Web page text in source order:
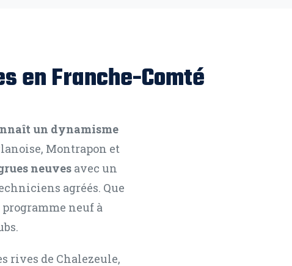
en Franche-Comté
un dynamisme
Montrapon et
neuves avec un
agréés. Que
neuf à
rives de Chalezeule,